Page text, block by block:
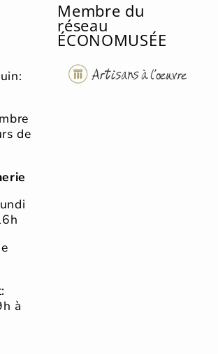
de
à
Membre du
réseau
ÉCONOMUSÉE